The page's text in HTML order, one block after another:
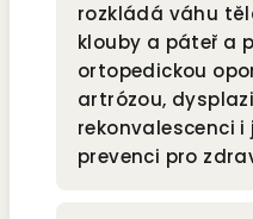
rozkládá váhu
klouby a páteř a
ortopedickou
artrózou,
rekonvalescenci
prevenci pro